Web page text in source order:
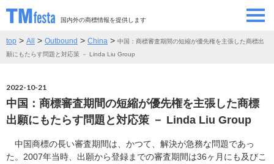
国内外の商標情報を提供します
SEMINAR/EVENT
CONTRIBUTORS 情報提供者
CONTACT お問い合わせ
top > All > Outbound > China > 中国：商標審査期間の短縮が優先権を主張した商標出
願にもたらす問題と対応策 － Linda Liu Group
2022-10-21
中国：商標審査期間の短縮が優先権を主張した商標
出願にもたらす問題と対応策 － Linda Liu Group
中国商標の長い審査期間は、かつて、解決が急務な問題であっ
た。2007年当時、出願から登録までの審査期間は36ヶ月にも及びこ